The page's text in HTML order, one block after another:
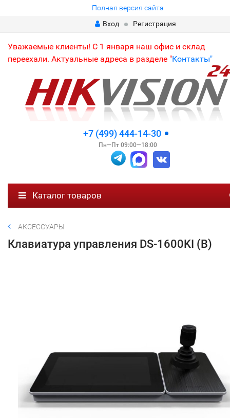
Полная версия сайта
Вход
Регистрация
Уважаемые клиенты! С 1 января наш офис и склад
переехали. Актуальные адреса в разделе "Контакты"
+7 (499) 444-14-30
Пн—Пт 09:00—18:00
Каталог товаров
АКСЕССУАРЫ
Клавиатура управления DS-1600KI (B)